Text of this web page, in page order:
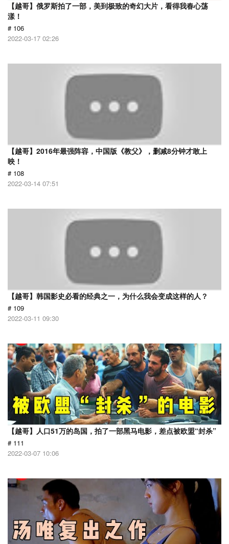
【越哥】俄罗斯拍了一部，美到极致的奇幻大片，看得我春心荡
漾！
# 106
2022-03-17 02:26
【越哥】2016年最强阵容，中国版《教父》，删减8分钟才敢上
映！
# 108
2022-03-14 07:51
【越哥】韩国影史必看的经典之一，为什么我会变成这样的人？
# 109
2022-03-11 09:30
【越哥】人口51万的岛国，拍了一部黑马电影，差点被欧盟“封杀”
# 111
2022-03-07 10:06